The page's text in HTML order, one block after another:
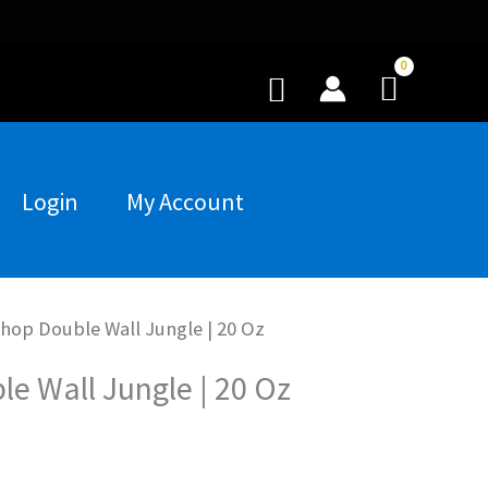
Buscar
Login My Account
Double Wall Jungle | 20 Oz
Wall Jungle | 20 Oz